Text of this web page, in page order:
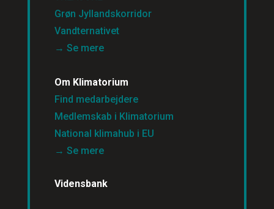
Grøn Jyllandskorridor
Vandternativet
→ Se mere
Om Klimatorium
Find medarbejdere
Medlemskab i Klimatorium
National klimahub i EU
→ Se mere
Vidensbank